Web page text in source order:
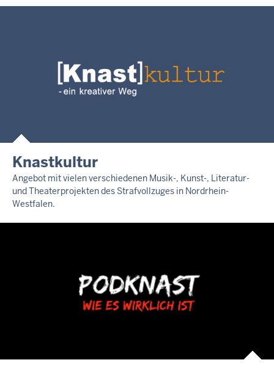
Knastkultur
Angebot mit vielen verschiedenen Musik-, Kunst-, Literatur-
und Theaterprojekten des Strafvollzuges in Nordrhein-
Westfalen.